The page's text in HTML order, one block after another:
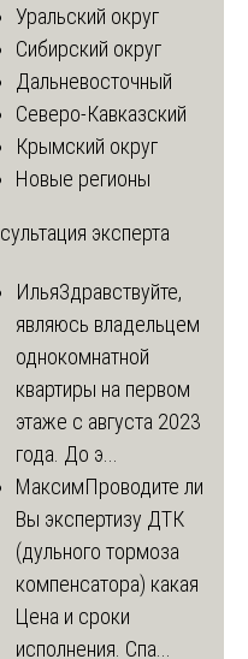
Уральский округ
Сибирский округ
Дальневосточный
Северо-Кавказский
Крымский округ
Новые регионы
эксперта
ИльяЗдравствуйте,
являюсь владельцем
однокомнатной
квартиры на первом
этаже с августа 2023
года. До э...
МаксимПроводите ли
Вы экспертизу ДТК
(дульного тормоза
компенсатора) какая
Цена и сроки
исполнения. Спа...